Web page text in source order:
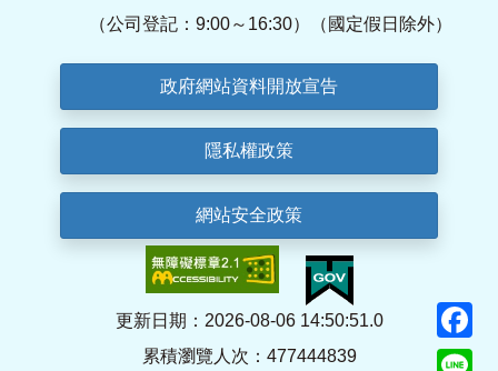
（公司登記：9:00～16:30）（國定假日除外）
政府網站資料開放宣告
隱私權政策
網站安全政策
更新日期：2026-08-06 14:50:51.0
累積瀏覽人次：477444839